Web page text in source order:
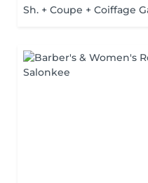
Sh. + Coupe + Coiffage